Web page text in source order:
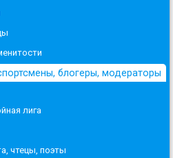
блогеры, модераторы
лига
чтецы, поэты